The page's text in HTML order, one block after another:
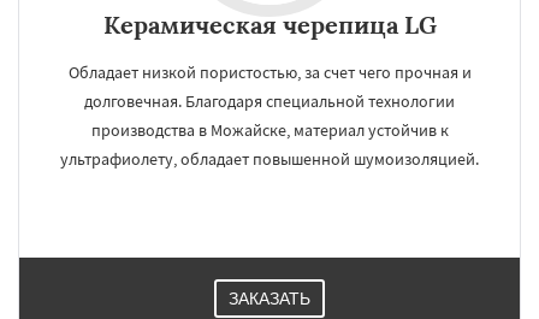
Керамическая черепица LG
Обладает низкой пористостью, за счет чего прочная и
долговечная. Благодаря специальной технологии
производства в Можайске, материал устойчив к
ультрафиолету, обладает повышенной шумоизоляцией.
ЗАКАЗАТЬ